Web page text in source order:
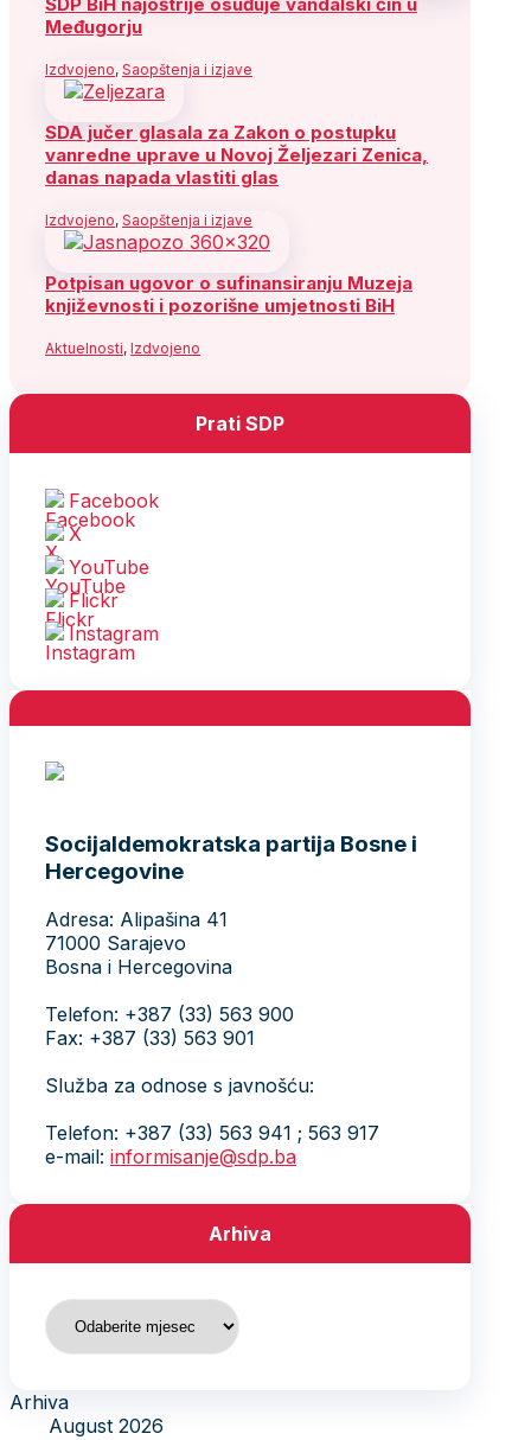
Međugorju
Izdvojeno, Saopštenja i izjave
SDA jučer glasala za Zakon o postupku
vanredne uprave u Novoj Željezari Zenica,
danas napada vlastiti glas
Izdvojeno, Saopštenja i izjave
Potpisan ugovor o sufinansiranju Muzeja
književnosti i pozorišne umjetnosti BiH
Aktuelnosti, Izdvojeno
Prati SDP
Facebook
X
YouTube
Flickr
Instagram
Socijaldemokratska partija Bosne i
Hercegovine
Adresa: Alipašina 41
71000 Sarajevo
Bosna i Hercegovina
Telefon: +387 (33) 563 900
Fax: +387 (33) 563 901
Služba za odnose s javnošću:
Telefon: +387 (33) 563 941 ; 563 917
e-mail: informisanje@sdp.ba
Arhiva
Arhiva
Arhiva
August 2026